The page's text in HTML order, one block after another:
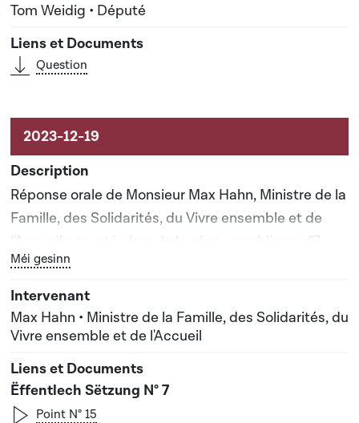
Tom Weidig • Député
Question
Réponse orale de Monsieur Max Hahn, Ministre de la
Famille, des Solidarités, du Vivre ensemble et de
l'Accueil apportée lors de la séance publique n°7
Bouton graphique servant à afficher ou cacher tous les
Méi gesinn
Max Hahn • Ministre de la Famille, des Solidarités, du
Vivre ensemble et de l'Accueil
Ëffentlech Sëtzung N° 7
Point N° 15